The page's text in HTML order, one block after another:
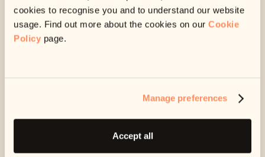
cookies to recognise you and to understand our website
usage. Find out more about the cookies on our Cookie
Policy page.
Manage preferences
Accept all
Si no encuentra lo que necesita en Internet y no le
conviene llamar por teléfono, puede enviar un correo
Llámenos al:
+34 900 838 144
De lunes a viernes, de 8 a 18 horas (excepto